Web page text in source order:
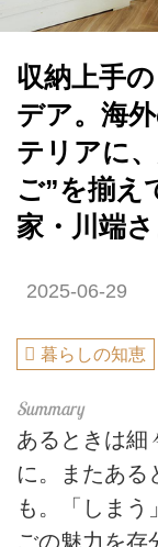
収納上手
デア。海
テリアに
ご”を揃え
家・川端
2025-06-29
暮らしの知恵
あるときは細
に。またある
も。「しまう
ごの魅力を存